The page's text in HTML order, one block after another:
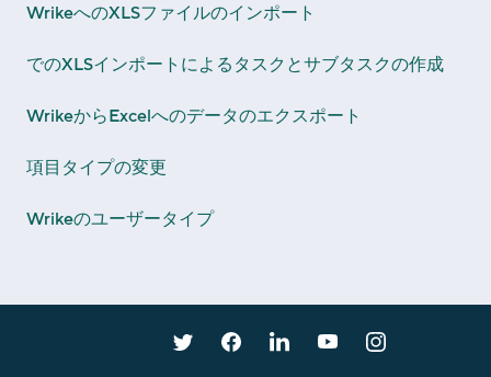
WrikeへのXLSファイルのインポート
でのXLSインポートによるタスクとサブタスクの作成
WrikeからExcelへのデータのエクスポート
項目タイプの変更
Wrikeのユーザータイプ